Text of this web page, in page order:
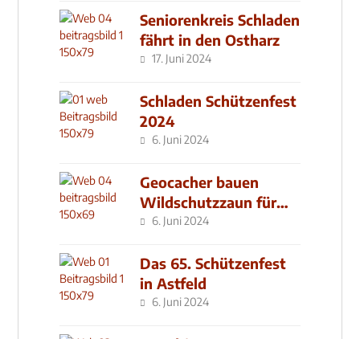
Seniorenkreis Schladen
fährt in den Ostharz
17. Juni 2024
Schladen Schützenfest
2024
6. Juni 2024
Geocacher bauen
Wildschutzzaun für
den MachMit! Wald
6. Juni 2024
Das 65. Schützenfest
in Astfeld
6. Juni 2024